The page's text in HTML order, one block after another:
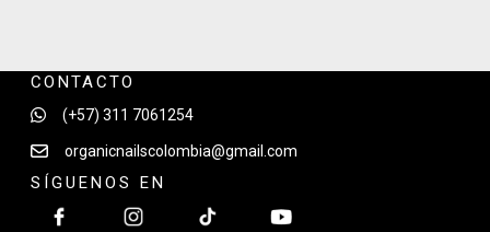
CONTACTO
(+57) 311 7061254
organicnailscolombia@gmail.com
SÍGUENOS EN